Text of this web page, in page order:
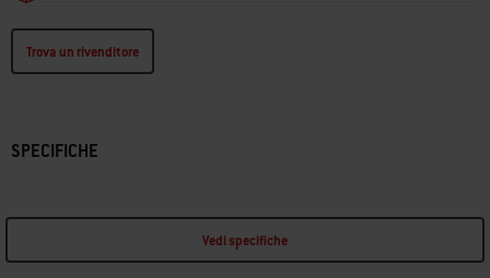
Trova un rivenditore
SPECIFICHE
Vedi specifiche